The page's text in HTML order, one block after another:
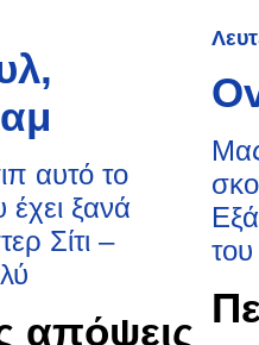
αυτό το
ξανά
Σίτι –
απόψεις